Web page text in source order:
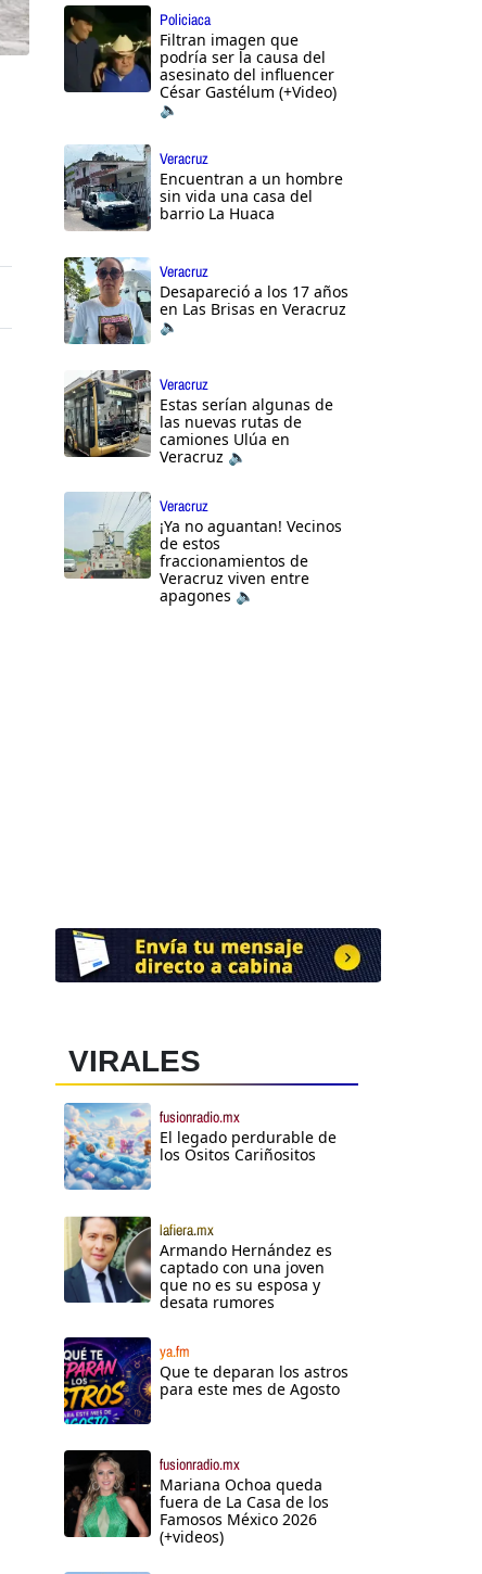
Policiaca
Filtran imagen que
podría ser la causa del
asesinato del influencer
César Gastélum (+Video)
🔈
Veracruz
Encuentran a un hombre
sin vida una casa del
barrio La Huaca
Veracruz
Desapareció a los 17 años
en Las Brisas en Veracruz
🔈
Veracruz
Estas serían algunas de
las nuevas rutas de
camiones Ulúa en
Veracruz 🔈
Veracruz
¡Ya no aguantan! Vecinos
de estos
fraccionamientos de
Veracruz viven entre
apagones 🔈
VIRALES
fusionradio.mx
El legado perdurable de
los Ositos Cariñositos
lafiera.mx
Armando Hernández es
captado con una joven
que no es su esposa y
desata rumores
ya.fm
Que te deparan los astros
para este mes de Agosto
fusionradio.mx
Mariana Ochoa queda
fuera de La Casa de los
Famosos México 2026
(+videos)